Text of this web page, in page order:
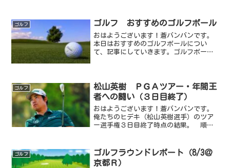
て前半：樫、後半：松 でラウンドして
きました。ラウン...
ゴルフ ゴルフ おすすめのゴルフボール
おはようございます！蒼バンバンです。
本日はおすすめのゴルフボールについ
て、記事にしていきます。ゴルフボール
ﾃﾞｨｽﾀﾝｽ系ボール：飛距...
ゴルフ
松山英樹 ＰＧＡツアー・年間王
者への闘い（３日目終了）
おはようございます！蒼バンバンです。
俺たちのヒデキ（松山英樹選手）のツア
ー選手権３日目終了時点の結果。 順
ｯﾃｨｰ・ｼｪﾌﾗｰ -１０ -６ -５ ...
ゴルフ
ゴルフラウンドレポート（8/3＠
京都Ｒ）